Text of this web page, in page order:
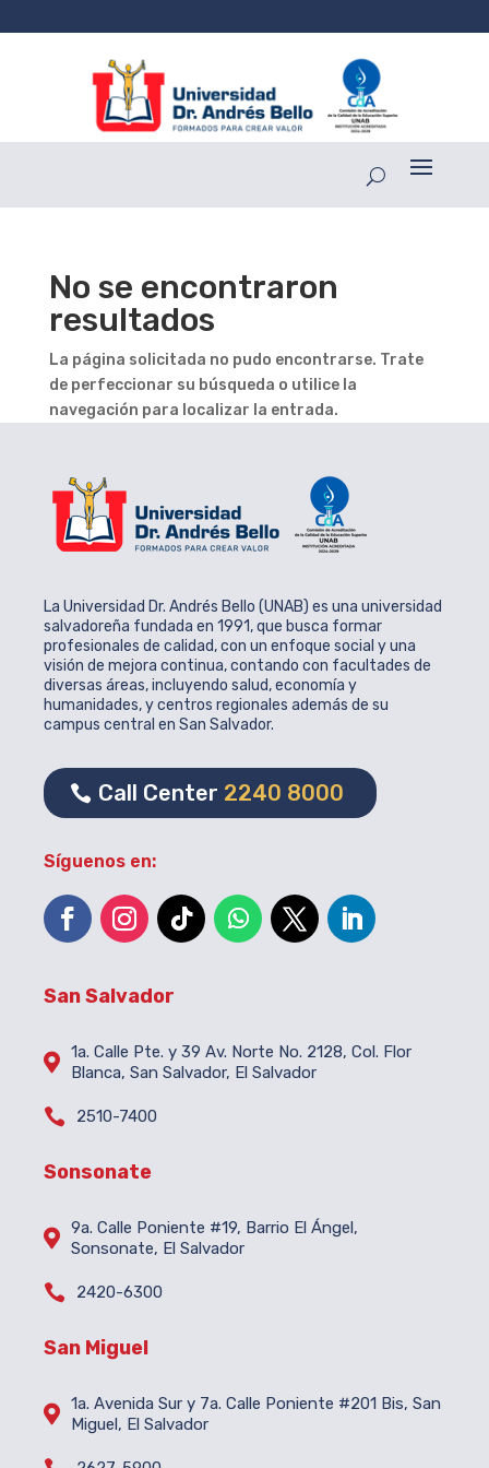
No se encontraron
resultados
La página solicitada no pudo encontrarse. Trate
de perfeccionar su búsqueda o utilice la
navegación para localizar la entrada.
La Universidad Dr. Andrés Bello (UNAB) es una universidad
salvadoreña fundada en 1991, que busca formar
profesionales de calidad, con un enfoque social y una
visión de mejora continua, contando con facultades de
diversas áreas, incluyendo salud, economía y
humanidades, y centros regionales además de su
campus central en San Salvador.
Call Center 2240 8000
Síguenos en:
San Salvador
 1a. Calle Pte. y 39 Av. Norte No. 2128, Col. Flor
Blanca, San Salvador, El Salvador
 2510-7400
Sonsonate
 9a. Calle Poniente #19, Barrio El Ángel,
Sonsonate, El Salvador
 2420-6300
San Miguel
 1a. Avenida Sur y 7a. Calle Poniente #201 Bis, San
Miguel, El Salvador